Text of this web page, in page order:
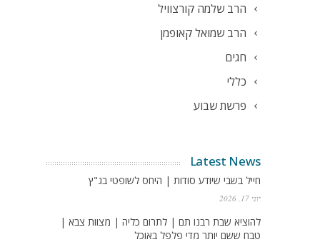
הרב שלמה קורצוויל
הרב שמואל קאופמן
חגים
כללי
פרשת שבוע
Latest News
חייל בשבי שיודע סודות | היחס לשופטי בג"ץ
יוני 17, 2026
להוציא שבת רבנו תם | לתרום כליה | מצוות צבא |
טבח ששם יותר מדי פלפל באוכל